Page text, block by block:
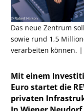
Das neue Zentrum
sowie rund 1,5
verarbeiten können. |
Mit einem
Euro startet die
privaten